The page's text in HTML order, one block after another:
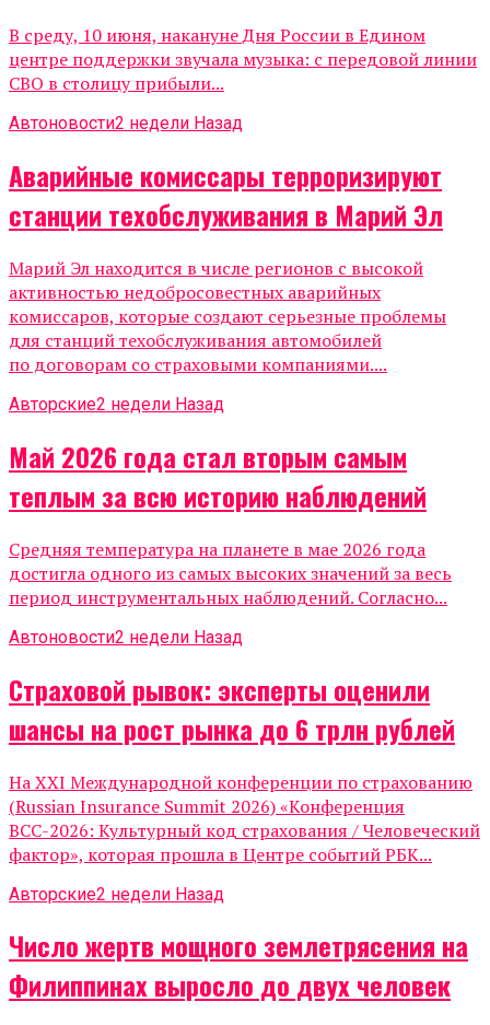
В среду, 10 июня, накануне Дня России в Едином
центре поддержки звучала музыка: с передовой линии
СВО в столицу прибыли...
Автоновости2 недели Назад
Аварийные комиссары терроризируют
станции техобслуживания в Марий Эл
Марий Эл находится в числе регионов с высокой
активностью недобросовестных аварийных
комиссаров, которые создают серьезные проблемы
для станций техобслуживания автомобилей
по договорам со страховыми компаниями....
Авторские2 недели Назад
Май 2026 года стал вторым самым
теплым за всю историю наблюдений
Средняя температура на планете в мае 2026 года
достигла одного из самых высоких значений за весь
период инструментальных наблюдений. Согласно...
Автоновости2 недели Назад
Страховой рывок: эксперты оценили
шансы на рост рынка до 6 трлн рублей
На XXI Международной конференции по страхованию
(Russian Insurance Summit 2026) «Конференция
ВСС-2026: Культурный код страхования / Человеческий
фактор», которая прошла в Центре событий РБК...
Авторские2 недели Назад
Число жертв мощного землетрясения на
Филиппинах выросло до двух человек